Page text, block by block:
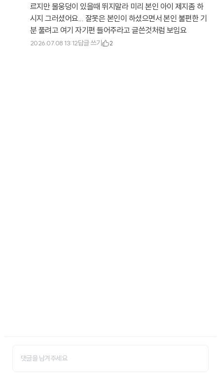
르지만 물웅덩이 있을때 뛰지말라 미리 본인 아이 제지좀 하
시지 그러셨어요... 잘못은 본인이 하셨으면서 본인 불편한 기
분 풀려고 여기 자기편 들어주라고 글쓴것처럼 보임요
2026.07.08 13:12답글 쓰기 2